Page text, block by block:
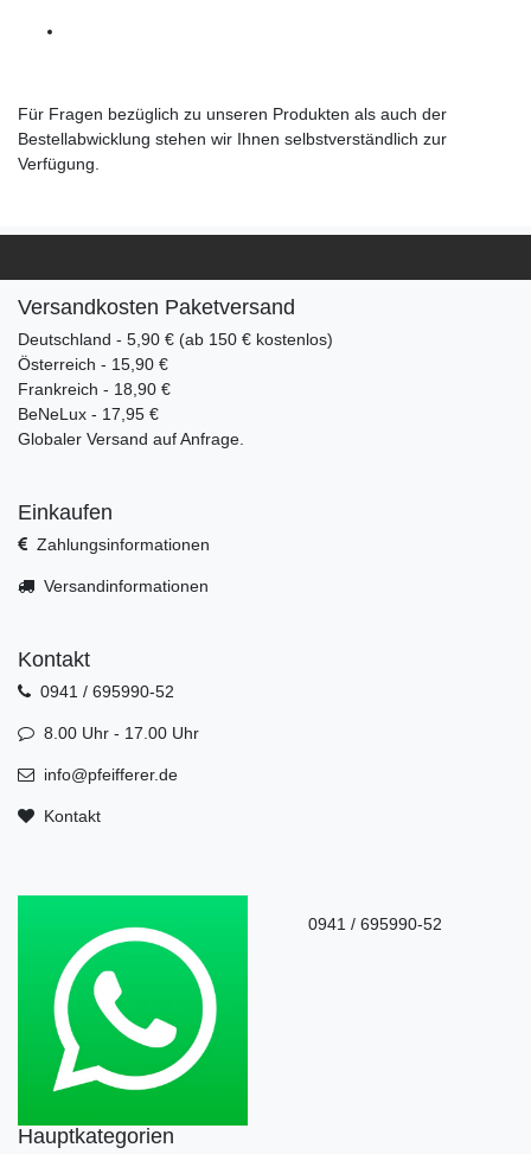
Für Fragen bezüglich zu unseren Produkten als auch der
Bestellabwicklung stehen wir Ihnen selbstverständlich zur
Verfügung.
Versandkosten Paketversand
Deutschland - 5,90 € (ab 150 € kostenlos)
Österreich - 15,90 €
Frankreich - 18,90 €
BeNeLux - 17,95 €
Globaler Versand auf Anfrage.
Einkaufen
Zahlungsinformationen
Versandinformationen
Kontakt
0941 / 695990-52
8.00 Uhr - 17.00 Uhr
info@pfeifferer.de
Kontakt
0941 / 695990-52
Hauptkategorien